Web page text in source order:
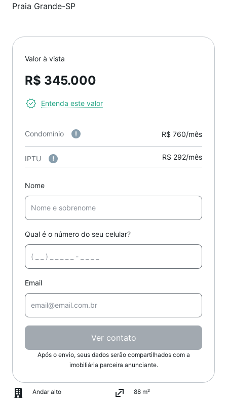
Praia Grande-SP
Valor à vista
R$ 345.000
Entenda este valor
Condomínio R$ 760/mês
IPTU R$ 292/mês
Nome
Qual é o número do seu celular?
Email
Ver contato
Após o envio, seus dados serão compartilhados com a
imobiliária parceira anunciante.
Andar alto
88 m²